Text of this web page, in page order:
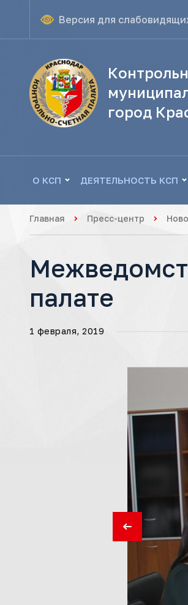
Версия для
город
О КСП ДЕЯТЕЛЬНОСТЬ КСП
Главная Пресс-центр
палате
1 февраля, 2019